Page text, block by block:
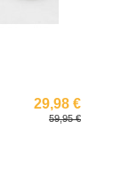
29,98 €
59,95 €